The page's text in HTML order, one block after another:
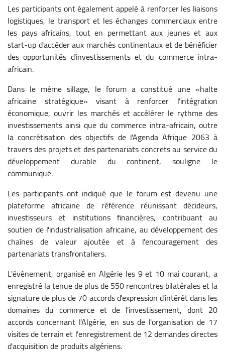
Les participants ont également appelé à renforcer les liaisons
logistiques, le transport et les échanges commerciaux entre
les pays africains, tout en permettant aux jeunes et aux
start-up d'accéder aux marchés continentaux et de bénéficier
des opportunités d'investissements et du commerce intra-
africain.
Dans le même sillage, le forum a constitué une «halte
africaine stratégique» visant à renforcer l'intégration
économique, ouvrir les marchés et accélérer le rythme des
investissements ainsi que du commerce intra-africain, outre
la concrétisation des objectifs de l'Agenda Afrique 2063 à
travers des projets et des partenariats concrets au service du
développement durable du continent, souligne le
communiqué.
Les participants ont indiqué que le forum est devenu une
plateforme africaine de référence réunissant décideurs,
investisseurs et institutions financières, contribuant au
soutien de l'industrialisation africaine, au développement des
chaînes de valeur ajoutée et à l'encouragement des
partenariats transfrontaliers.
L'évènement, organisé en Algérie les 9 et 10 mai courant, a
enregistré la tenue de plus de 550 rencontres bilatérales et la
signature de plus de 70 accords d'expression d'intérêt dans les
domaines du commerce et de l'investissement, dont 20
accords concernant l'Algérie, en sus de l'organisation de 17
visites de terrain et l'enregistrement de 12 demandes directes
d'acquisition de produits algériens.